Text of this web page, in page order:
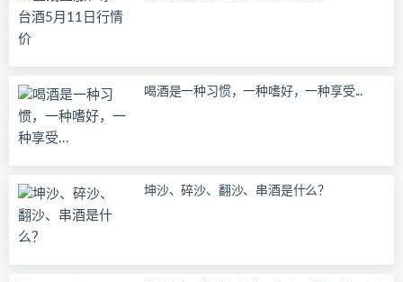
喝酒是一种习惯，一种嗜好，一种享受...
坤沙、碎沙、翻沙、串酒是什么？